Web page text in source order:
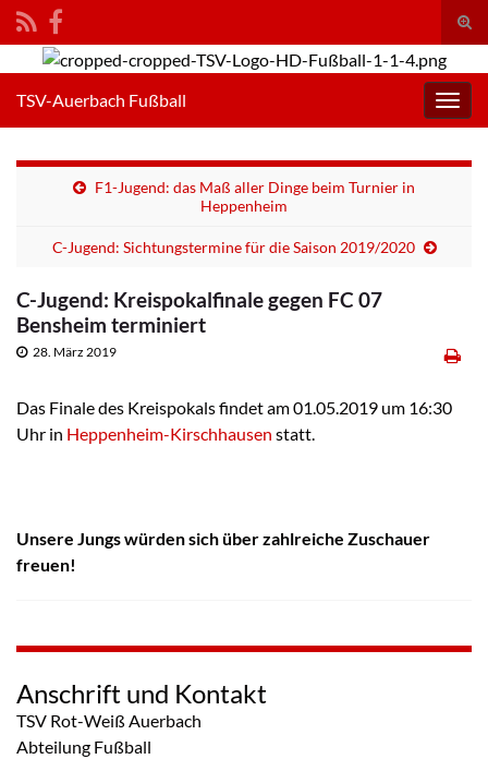
Search for:
TSV-Auerbach Fußball
F1-Jugend: das Maß aller Dinge beim Turnier in
Heppenheim
C-Jugend: Sichtungstermine für die Saison 2019/2020
C-Jugend: Kreispokalfinale gegen FC 07
Bensheim terminiert
28. März 2019
Das Finale des Kreispokals findet am 01.05.2019 um 16:30
Uhr in Heppenheim-Kirschhausen statt.
Unsere Jungs würden sich über zahlreiche Zuschauer
freuen!
Anschrift und Kontakt
TSV Rot-Weiß Auerbach
Abteilung Fußball